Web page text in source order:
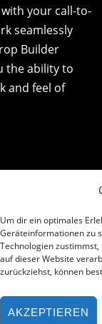
Um dir ein optimales
Geräteinformationen zu
Technologien
auf dieser Website
zurückziehst, können
AKZEPTIEREN
your call-to-
seamlessly
Builder
the ability to
and feel of